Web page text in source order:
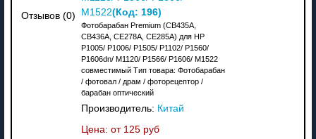
Отзывов (0)
M1522(Код: 196)
Фотобарабан Premium (CB435A,
CB436A, CE278A, CE285A) для HP
P1005/ P1006/ P1505/ P1102/ P1560/
P1606dn/ M1120/ P1566/ P1606/ M1522
совместимый Тип товара: Фотобарабан
/ фотовал / драм / фоторецептор /
барабан оптический
Производитель: Китай
Цена: от 125 руб